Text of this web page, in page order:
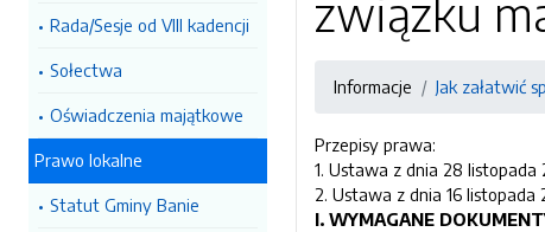
Rada/Sesje od VIII kadencji
Sołectwa
Oświadczenia majątkowe
Prawo lokalne
Statut Gminy Banie
związku
Informacje Jak załatwić
Przepisy prawa:
1. Ustawa z dnia 28 listopada
2. Ustawa z dnia 16 listopada
I. WYMAGANE